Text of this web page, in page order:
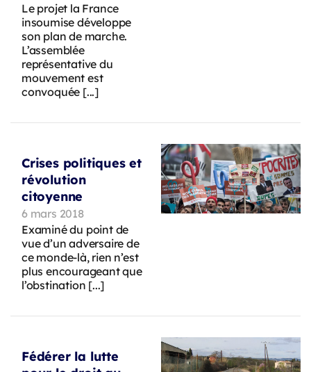
Le projet la France
insoumise développe
son plan de marche.
L’assemblée
représentative du
mouvement est
convoquée [...]
Crises politiques et
révolution
citoyenne
6 mars 2018
Examiné du point de
vue d’un adversaire de
ce monde-là, rien n’est
plus encourageant que
l’obstination [...]
Fédérer la lutte